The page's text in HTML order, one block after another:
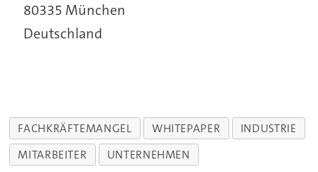
80335 München
Deutschland
FACHKRÄFTEMANGEL WHITEPAPER
INDUSTRIE
MITARBEITER
UNTERNEHMEN